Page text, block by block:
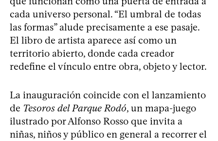
cada universo personal. “El umbral de todas
las formas” alude precisamente a ese pasaje.
El libro de artista aparece así como un
territorio abierto, donde cada creador
redefine el vínculo entre obra, objeto y lector.
La inauguración coincide con el lanzamiento
de Tesoros del Parque Rodó, un mapa-juego
ilustrado por Alfonso Rosso que invita a
niñas, niños y público en general a recorrer el